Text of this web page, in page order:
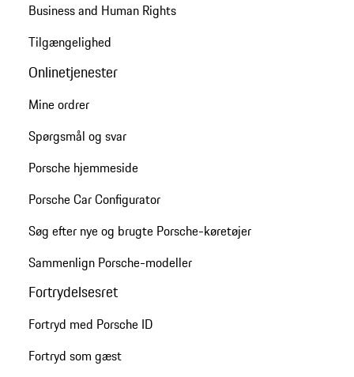
Business and Human Rights
Tilgængelighed
Onlinetjenester
Mine ordrer
Spørgsmål og svar
Porsche hjemmeside
Porsche Car Configurator
Søg efter nye og brugte Porsche-køretøjer
Sammenlign Porsche-modeller
Fortrydelsesret
Fortryd med Porsche ID
Fortryd som gæst